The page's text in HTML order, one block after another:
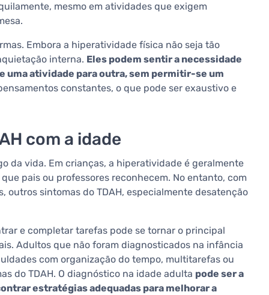
mesmo em atividades que exigem
Embora a hiperatividade física não seja tão
interna. Eles podem sentir a necessidade
uma atividade para outra, sem permitir-se um
constantes, o que pode ser exaustivo e
com a idade
da vida. Em crianças, a hiperatividade é geralmente
pais ou professores reconhecem. No entanto, com
sintomas do TDAH, especialmente desatenção
e completar tarefas pode se tornar o principal
Adultos que não foram diagnosticados na infância
com organização do tempo, multitarefas ou
do TDAH. O diagnóstico na idade adulta pode ser a
estratégias adequadas para melhorar a